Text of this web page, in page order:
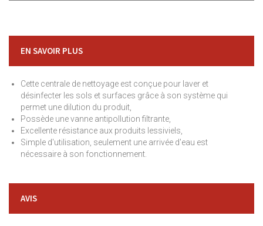
EN SAVOIR PLUS
Cette centrale de nettoyage est conçue pour laver et
désinfecter les sols et surfaces grâce à son système qui
permet une dilution du produit,
Possède une vanne antipollution filtrante,
Excellente résistance aux produits lessiviels,
Simple d'utilisation, seulement une arrivée d'eau est
nécessaire à son fonctionnement.
AVIS